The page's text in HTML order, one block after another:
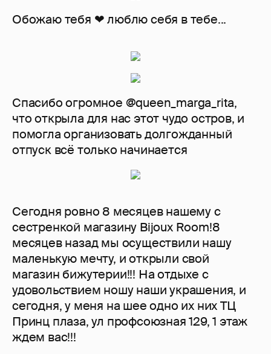
Обожаю тебя ❤ люблю себя в тебе...
Спасибо огромное @queen_marga_rita,
что открыла для нас этот чудо остров, и
помогла организовать долгожданный
отпуск всё только начинается
Сегодня ровно 8 месяцев нашему с
сестренкой магазину Bijoux Room!8
месяцев назад мы осуществили нашу
маленькую мечту, и открыли свой
магазин бижутерии!!! На отдыхе с
удовольствием ношу наши украшения, и
сегодня, у меня на шее одно их них ТЦ
Принц плаза, ул профсоюзная 129, 1 этаж
ждем вас!!!